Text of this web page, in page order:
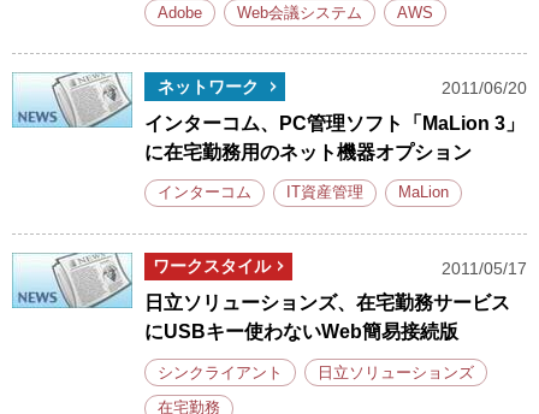
Adobe Web会議システム AWS
ネットワーク 2011/06/20
インターコム、PC管理ソフト「MaLion 3」
に在宅勤務用のネット機器オプション
インターコム IT資産管理 MaLion
ワークスタイル 2011/05/17
日立ソリューションズ、在宅勤務サービス
にUSBキー使わないWeb簡易接続版
シンクライアント 日立ソリューションズ
在宅勤務